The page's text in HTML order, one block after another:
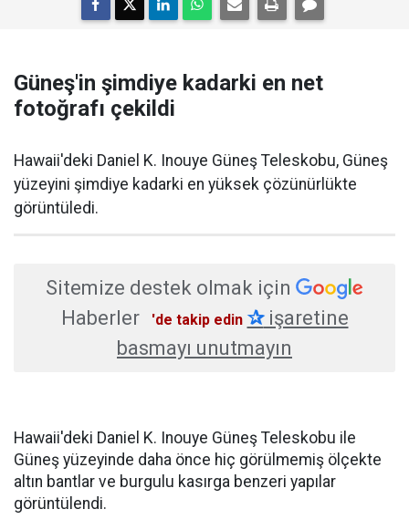
Güneş'in şimdiye kadarki en net
fotoğrafı çekildi
Hawaii'deki Daniel K. Inouye Güneş Teleskobu, Güneş
yüzeyini şimdiye kadarki en yüksek çözünürlükte
görüntüledi.
Sitemize destek olmak için
Haberler
'de takip edin ✰işaretine
basmayı unutmayın
Hawaii'deki Daniel K. Inouye Güneş Teleskobu ile
Güneş yüzeyinde daha önce hiç görülmemiş ölçekte
altın bantlar ve burgulu kasırga benzeri yapılar
görüntülendi.